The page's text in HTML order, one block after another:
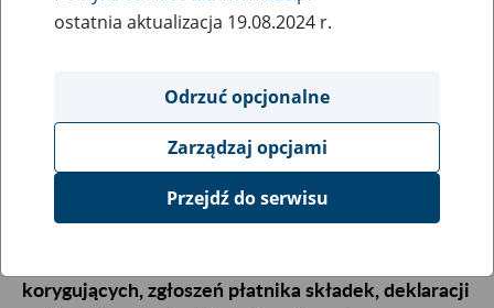
rozporządzenie Ministra Rodziny, Pracy i Polityki
Społecznej z dnia 23 czerwca 2025 r. zmieniające
rozporządzenie w sprawie określenia wzorów
zgłoszeń do ubezpieczeń społecznych i
ubezpieczenia zdrowotnego, imiennych raportów
korygujących, zgłoszeń płatnika składek, deklaracji
ostatnia aktualizacja 19.08.2024 r.
Odrzuć opcjonalne
Zarządzaj opcjami
Przejdź do serwisu